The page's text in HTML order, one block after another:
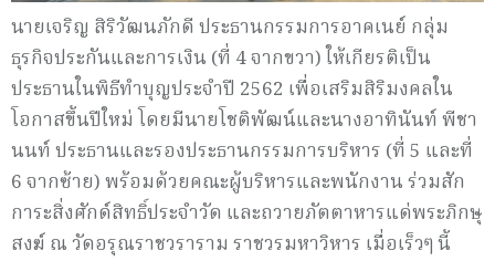
นายเจริญ สิริวัฒนภักดี ประธานกรรมการอาคเนย์ กลุ่ม
ธุรกิจประกันและการเงิน (ที่ 4 จากขวา) ให้เกียรติเป็น
ประธานในพิธีทำบุญประจำปี 2562 เพื่อเสริมสิริมงคลใน
โอกาสขึ้นปีใหม่ โดยมีนายโชติพัฒน์และนางอาทินันท์ พีชา
นนท์ ประธานและรองประธานกรรมการบริหาร (ที่ 5 และที่
6 จากซ้าย) พร้อมด้วยคณะผู้บริหารและพนักงาน ร่วมสัก
การะสิ่งศักด์สิทธิ์ประจำวัด และถวายภัตตาหารแด่พระภิกษุ
สงฆ์ ณ วัดอรุณราชวราราม ราชวรมหาวิหาร เมื่อเร็วๆ นี้